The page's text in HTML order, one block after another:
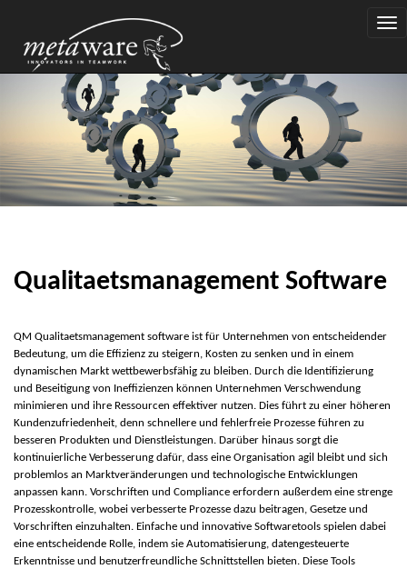
Qualitaetsmanagement Software
QM Qualitaetsmanagement software ist für Unternehmen von entscheidender
Bedeutung, um die Effizienz zu steigern, Kosten zu senken und in einem
dynamischen Markt wettbewerbsfähig zu bleiben. Durch die Identifizierung
und Beseitigung von Ineffizienzen können Unternehmen Verschwendung
minimieren und ihre Ressourcen effektiver nutzen. Dies führt zu einer höheren
Kundenzufriedenheit, denn schnellere und fehlerfreie Prozesse führen zu
besseren Produkten und Dienstleistungen. Darüber hinaus sorgt die
kontinuierliche Verbesserung dafür, dass eine Organisation agil bleibt und sich
problemlos an Marktveränderungen und technologische Entwicklungen
anpassen kann. Vorschriften und Compliance erfordern außerdem eine strenge
Prozesskontrolle, wobei verbesserte Prozesse dazu beitragen, Gesetze und
Vorschriften einzuhalten. Einfache und innovative Softwaretools spielen dabei
eine entscheidende Rolle, indem sie Automatisierung, datengesteuerte
Erkenntnisse und benutzerfreundliche Schnittstellen bieten. Diese Tools